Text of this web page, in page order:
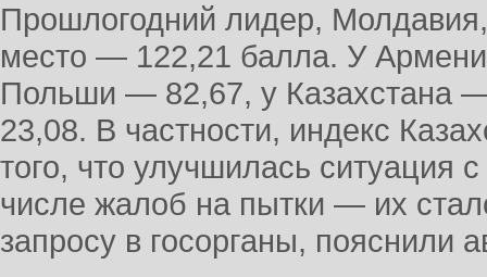
Прошлогодний лидер,
место — 122,21 балла. У
Польши — 82,67, у Казахстана
23,08. В частности, индекс
того, что улучшилась ситуация
числе жалоб на пытки — их
запросу в госорганы, пояснили